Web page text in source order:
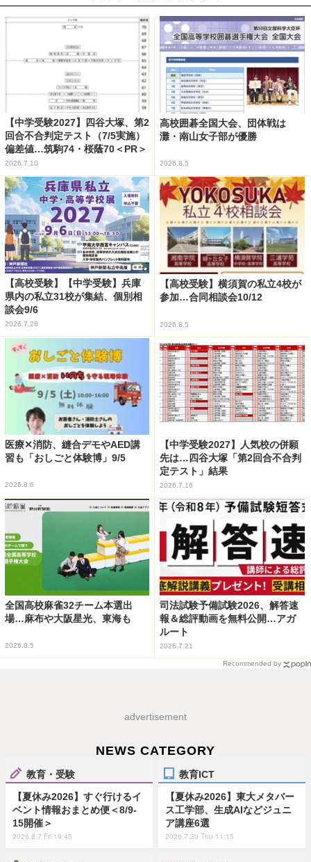
【中学受験2027】四谷大塚、第2
回合不合判定テスト（7/5実施）
偏差値…筑駒74・桜蔭70＜PR＞
2026.7.10
高校囲碁全国大会、団体戦は
灘・南山女子部が優勝
2026.8.5
【高校受験】【中学受験】兵庫
県内の私立31校が集結、個別相
談会9/6
2026.7.28
【高校受験】横須賀の私立4校が
参加…合同相談会10/12
2026.8.5
医療✕消防、縫合デモやAED講
習も「おしごと体験博」9/5
2026.8.6
【中学受験2027】人気校の併願
先は…四谷大塚「第2回合不合判
定テスト」結果
2026.7.16
全国高校麻雀32チーム本選出
場…麻布や大阪星光、東海も
2026.8.5
司法試験予備試験2026、解答速
報＆総評動画を無料公開…アガ
ルート
2026.7.21
Recommended by
advertisement
NEWS CATEGORY
教育・受験
【夏休み2026】すぐ行けるイ
ベント情報おまとめ便＜8/9-
15開催＞
2026.8.7 Fri 19:45
教育ICT
【夏休み2026】東大メタバー
ス工学部、生成AIなどジュニ
ア講座6選
2026.7.30 Thu 11:15